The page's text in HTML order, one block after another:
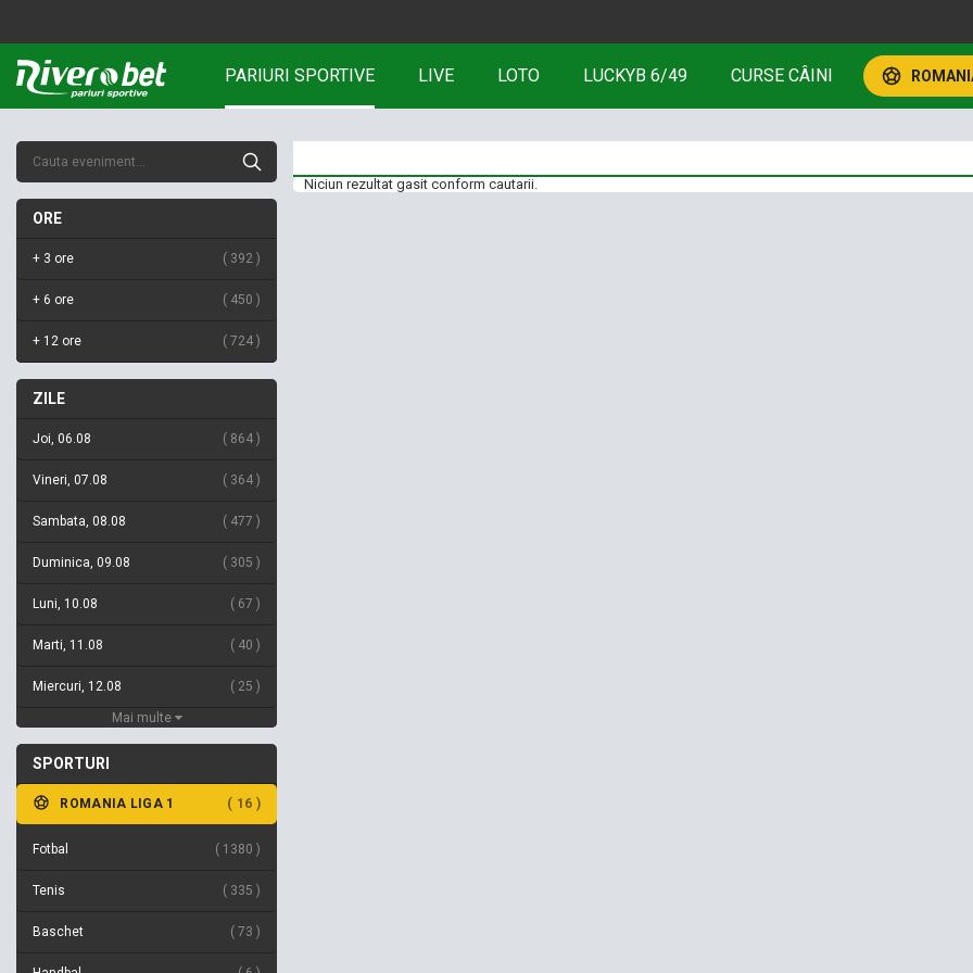
PARIURI SPORTIVE LIVE LOTO LUCKYB 6/49 CURSE CÂINI
ORE
+ 3 ore 392
+ 6 ore 450
+ 12 ore 724
ZILE
Joi, 06.08 864
Vineri, 07.08 364
Sambata, 08.08 477
Duminica, 09.08 305
Luni, 10.08 67
Marti, 11.08 40
Miercuri, 12.08 25
Mai multe
SPORTURI
ROMANIA LIGA 1 16
Fotbal 1380
Tenis 335
Baschet 73
Niciun rezultat gasit conform cautarii.